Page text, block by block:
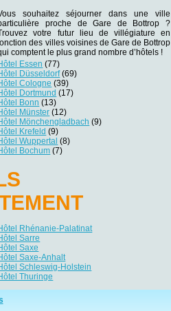
souhaitez séjourner dans une ville
proche de Gare de Bottrop ?
votre futur lieu de villégiature en
des villes voisines de Gare de Bottrop
comptent le plus grand nombre d’hôtels !
Essen (77)
Düsseldorf(69)
Cologne (39)
Dortmund (17)
Bonn (13)
Münster (12)
Mönchengladbach (9)
Krefeld (9)
Wuppertal (8)
Bochum (7)
Rhénanie-Palatinat
Sarre
Saxe
Saxe-Anhalt
Schleswig-Holstein
Thuringe